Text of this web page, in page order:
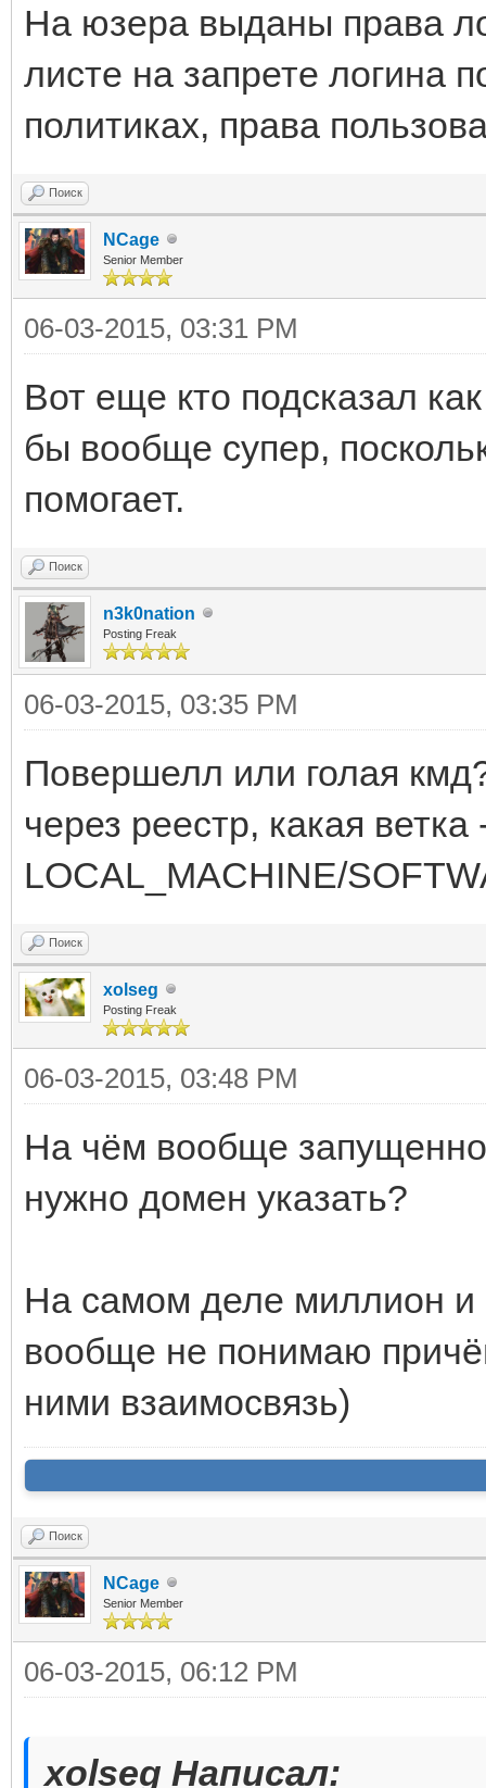
На юзера выданы права
листе на запрете логина
политиках, права
Поиск
NCage
Senior Member
06-03-2015, 03:31 PM
Вот еще кто подсказал
бы вообще супер,
помогает.
Поиск
n3k0nation
Posting Freak
06-03-2015, 03:35 PM
Повершелл или голая
через реестр, какая
LOCAL_MACHINE/
Поиск
xolseg
Posting Freak
06-03-2015, 03:48 PM
На чём вообще
нужно домен указать?
На самом деле миллион и
вообще не понимаю
ними взаимосвязь)
Поиск
NCage
Senior Member
06-03-2015, 06:12 PM
xolseg Написал: